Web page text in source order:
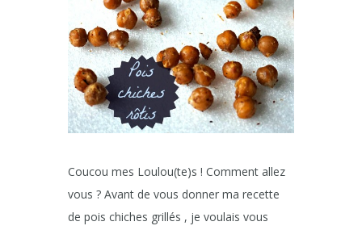
Coucou mes Loulou(te)s ! Comment allez
vous ? Avant de vous donner ma recette
de pois chiches grillés , je voulais vous